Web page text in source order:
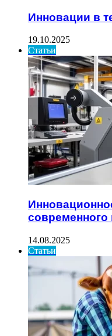
Инновации в
19.10.2025
Статьи
современного
14.08.2025
Статьи